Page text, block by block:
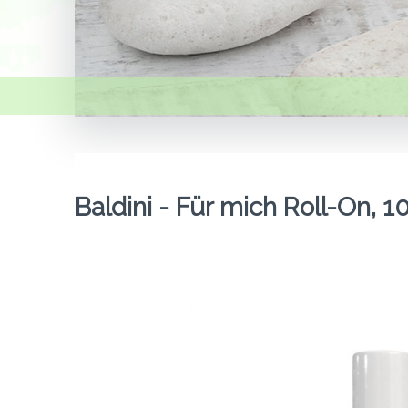
Baldini - Für mich Roll-On,